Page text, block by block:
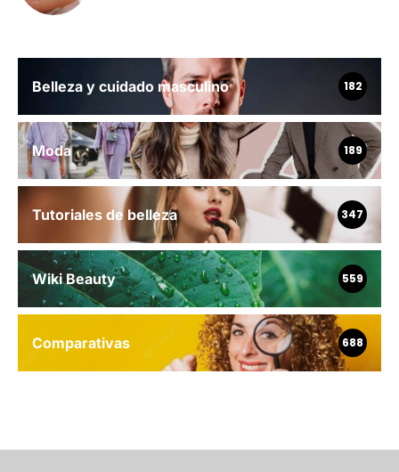
Belleza y cuidado masculino 182
Moda 189
Tutoriales de belleza 347
Wiki Beauty 559
Comparativas 688